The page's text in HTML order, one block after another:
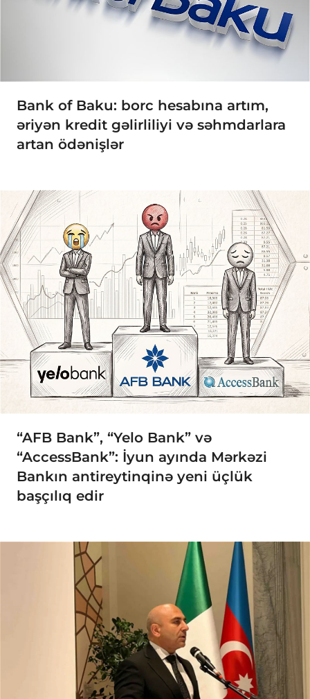
Bank of Baku: borc hesabına artım,
əriyən kredit gəlirliliyi və səhmdarlara
artan ödənişlər
“AFB Bank”, “Yelo Bank” və
“AccessBank”: İyun ayında Mərkəzi
Bankın antireytinqinə yeni üçlük
başçılıq edir